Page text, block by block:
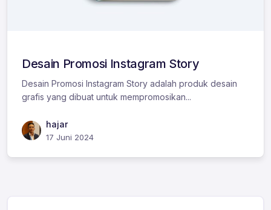
Desain Promosi Instagram Story
Desain Promosi Instagram Story adalah produk desain
grafis yang dibuat untuk mempromosikan...
hajar
17 Juni 2024